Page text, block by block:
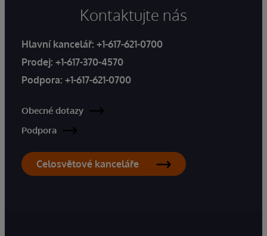
Kontaktujte nás
Hlavní kancelář: +1-617-621-0700
Prodej: +1-617-370-4570
Podpora: +1-617-621-0700
Obecné dotazy
Podpora
Celosvětové kanceláře